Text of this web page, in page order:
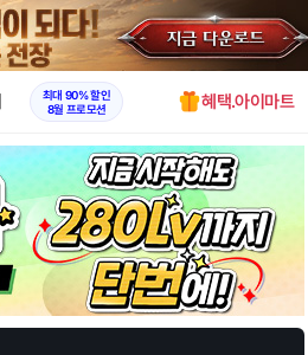
X
최대 90% 할인
8월 프로모션
혜택.아이마트